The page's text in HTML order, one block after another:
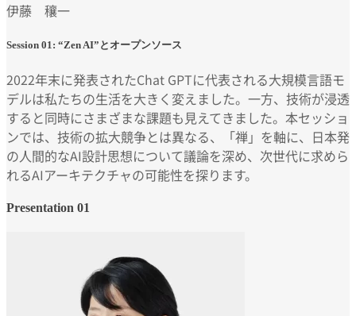
伊藤 穰一
Session 01: “Zen AI”とオープンソース
2022年末に発表されたChat GPTに代表される大規模言語モ
デルは私たちの生活を大きく変えました。一方、技術が浸透
すると同時にさまざまな課題も見えてきました。本セッショ
ンでは、技術の拡大競争とは異なる、「禅」を軸に、日本発
の人間的なAI設計思想について議論を深め、次世代に求めら
れるAIアーキテクチャの可能性を探ります。
Presentation 01